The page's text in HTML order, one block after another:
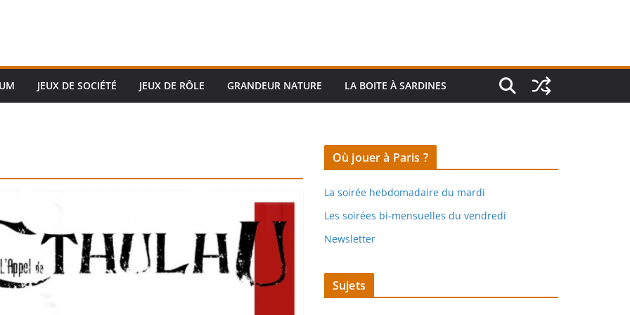
JEUX DE SOCIÉTÉ JEUX DE RÔLE GRANDEUR NATURE LA BOITE À SARDINES
Où jouer à Paris ?
La soirée hebdomadaire du mardi
Les soirées bi-mensuelles du vendredi
Newsletter
Sujets